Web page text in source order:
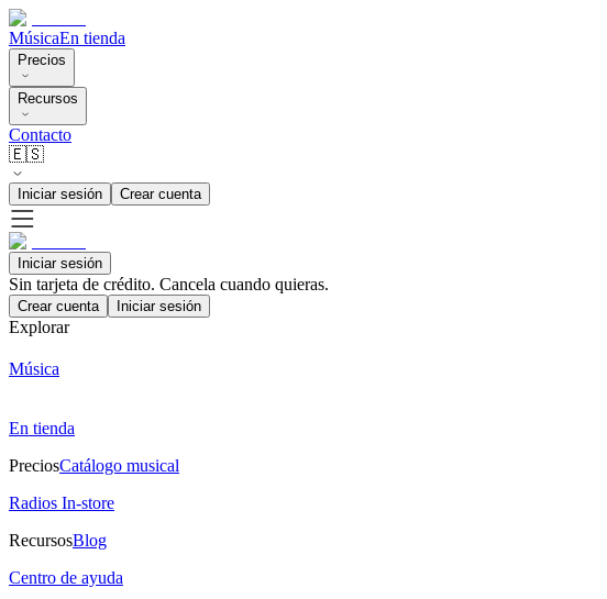
MúsicaEn tienda
Precios
Recursos
Contacto
🇪🇸
Iniciar sesión Crear cuenta
Iniciar sesión
Sin tarjeta de crédito. Cancela cuando quieras.
Crear cuenta Iniciar sesión
Explorar
Música
En tienda
PreciosCatálogo musical
Radios In-store
RecursosBlog
Centro de ayuda